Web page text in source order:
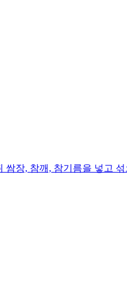
장, 참깨, 참기름을 넣고 섞